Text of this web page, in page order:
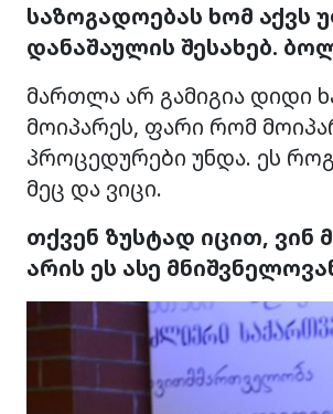
საზოგადოებას ხომ
დანაშაულის შესახებ.
მართლა არ გამიგია დიდი
მოიპარეს, ფარი რომ
პროცედურები უნდა. ეს
მეც და ვიცი.
თქვენ ზუსტად იცით, ვინ
არის ეს ასე